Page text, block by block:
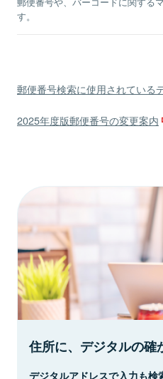
す。
郵便番号検索に使用されている
2025年度版郵便番号の変更案内
住所に、デジタルの確
デジタルアドレスで入力も検